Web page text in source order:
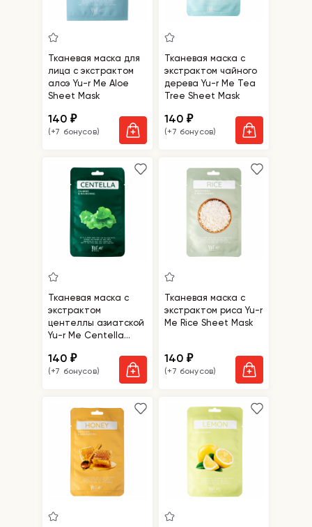
Тканевая маска для
лица с экстрактом
алоэ Yu-r Me Aloe
Sheet Mask
140₽
(+7 бонусов)
Тканевая маска с
экстрактом чайного
дерева Yu-r Me Tea
Tree Sheet Mask
140₽
(+7 бонусов)
Тканевая маска с
экстрактом
центеллы азиатской
Yu-r Me Centella
140₽
(+7 бонусов)
Тканевая маска с
экстрактом риса Yu-r
Me Rice Sheet Mask
140₽
(+7 бонусов)